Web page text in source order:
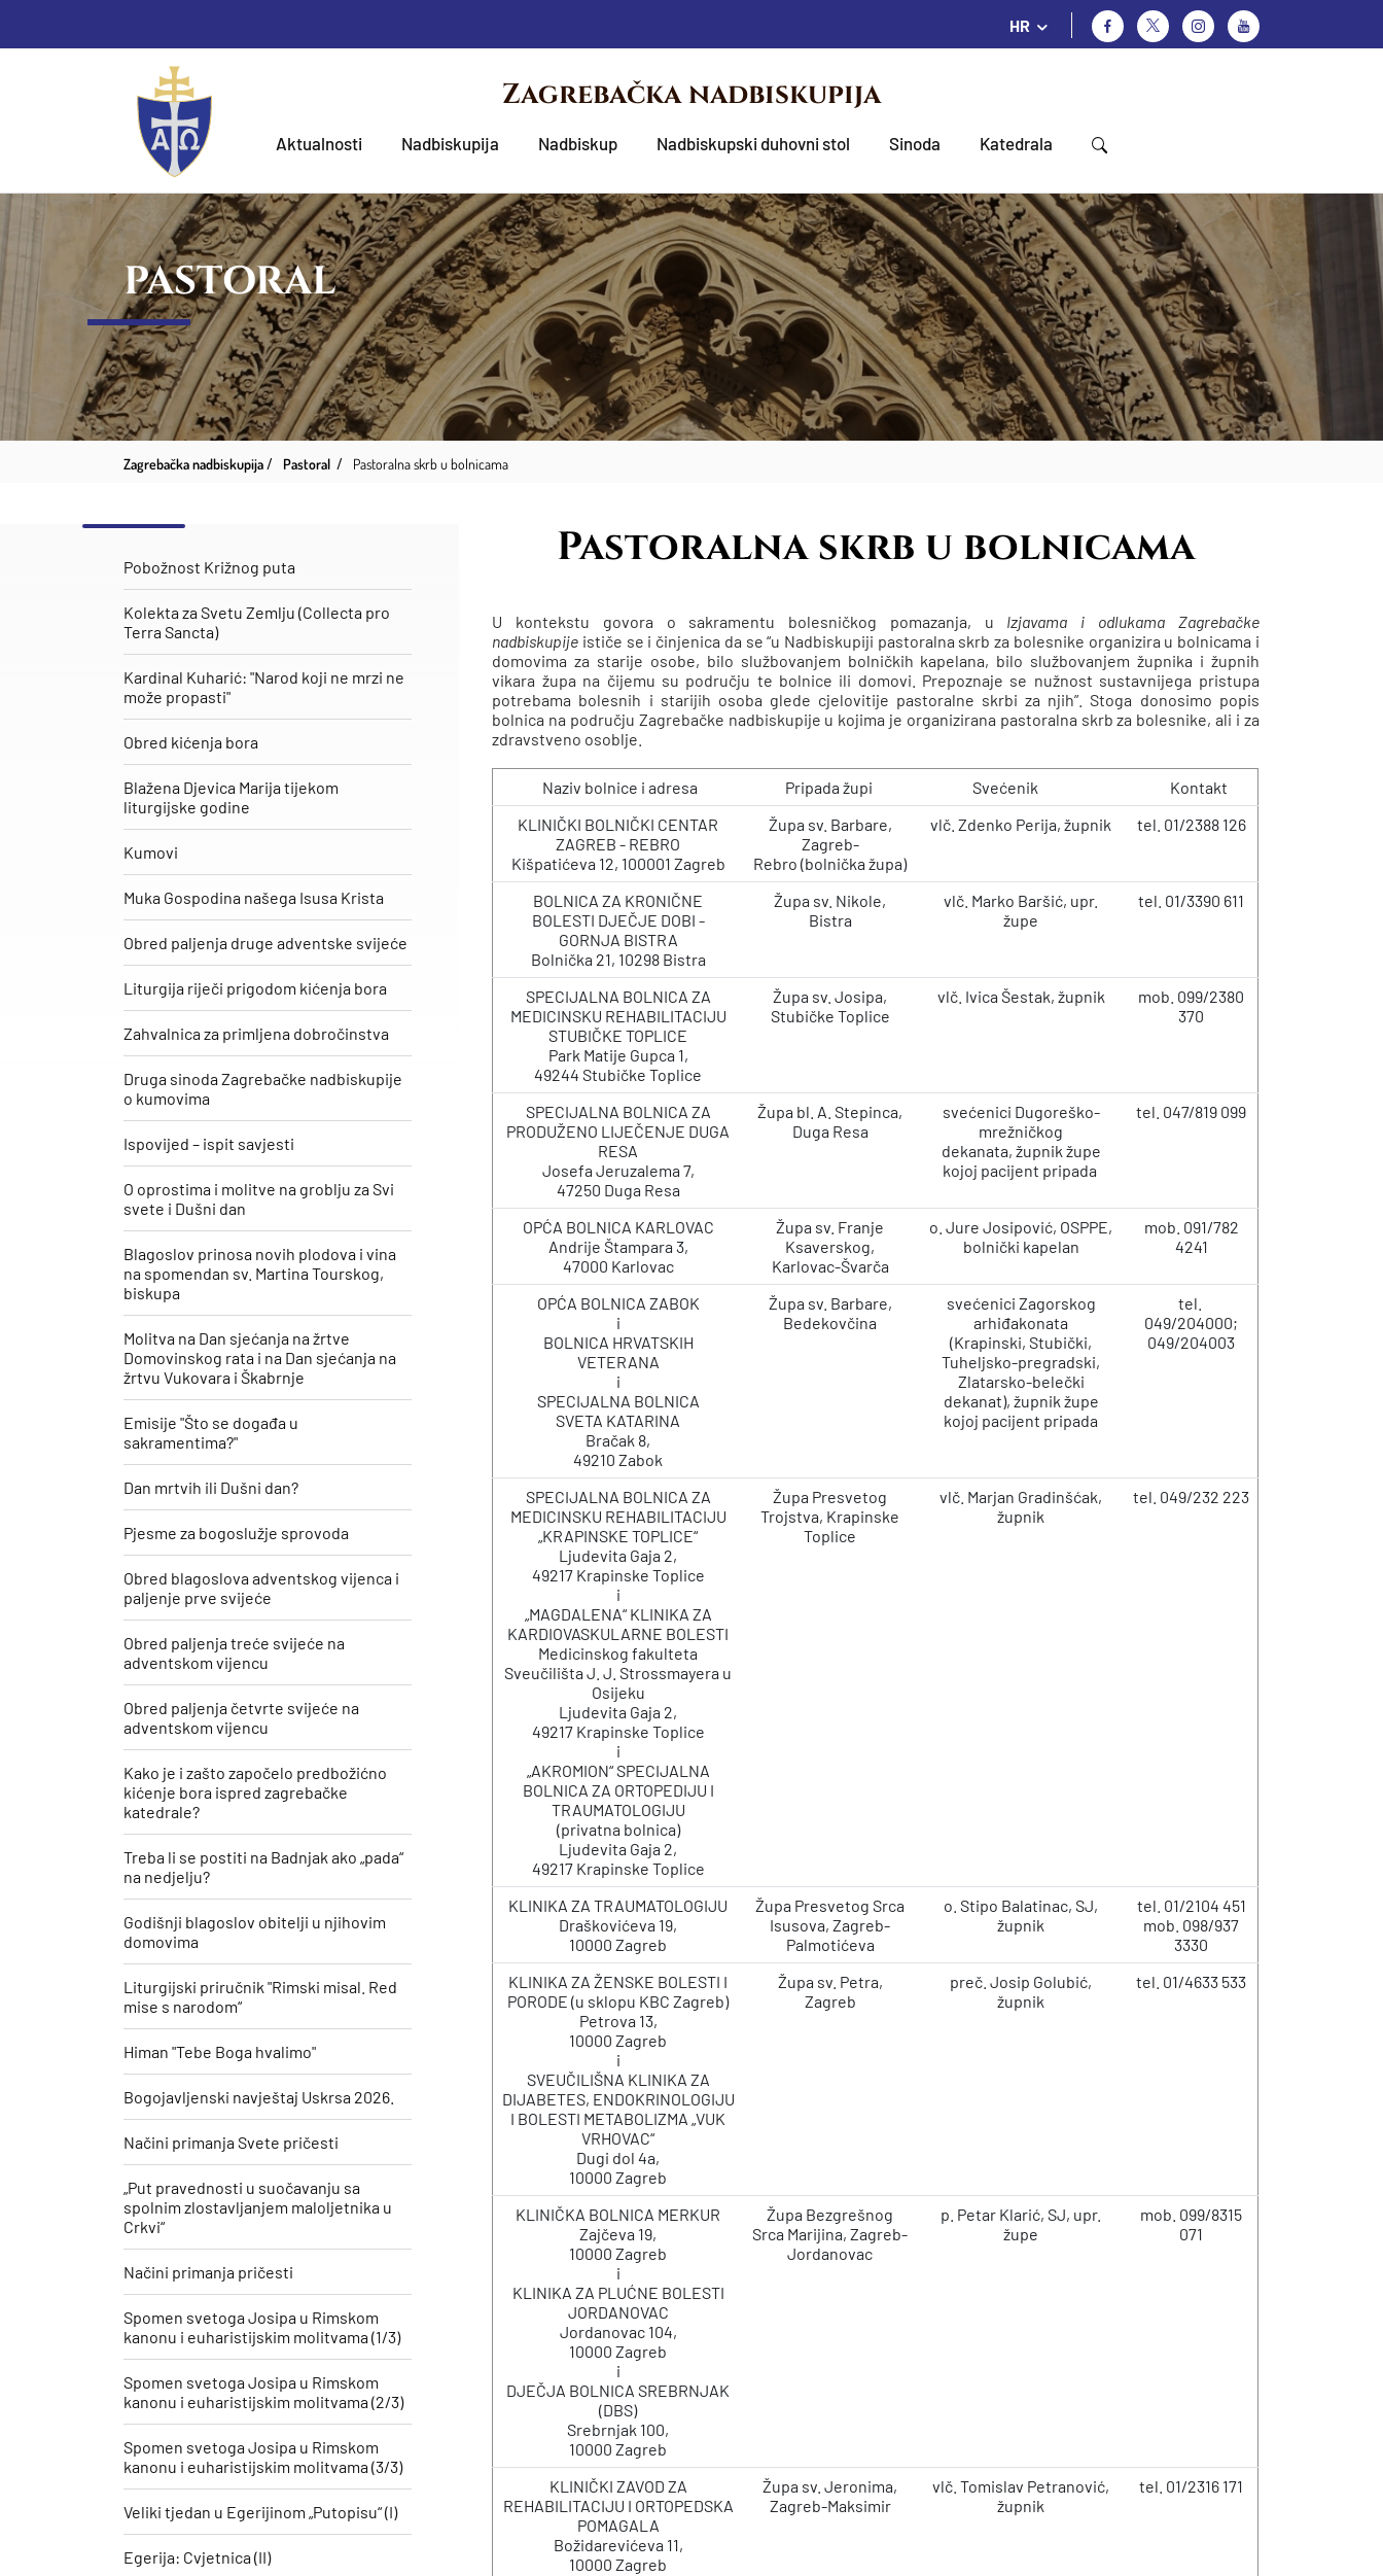
HR
Zagrebačka nadbiskupija
Aktualnosti Nadbiskupija Nadbiskup Nadbiskupski duhovni stol Sinoda Katedrala
PASTORAL
Zagrebačka nadbiskupija Pastoral Pastoralna skrb u bolnicama
Pobožnost Križnog puta
Kolekta za Svetu Zemlju (Collecta pro
Terra Sancta)
Kardinal Kuharić: "Narod koji ne mrzi ne
može propasti"
Obred kićenja bora
Blažena Djevica Marija tijekom
liturgijske godine
Kumovi
Muka Gospodina našega Isusa Krista
Obred paljenja druge adventske svijeće
Liturgija riječi prigodom kićenja bora
Zahvalnica za primljena dobročinstva
Druga sinoda Zagrebačke nadbiskupije
o kumovima
Ispovijed – ispit savjesti
O oprostima i molitve na groblju za Svi
svete i Dušni dan
Blagoslov prinosa novih plodova i vina
na spomendan sv. Martina Tourskog,
biskupa
Molitva na Dan sjećanja na žrtve
Domovinskog rata i na Dan sjećanja na
žrtvu Vukovara i Škabrnje
Emisije "Što se događa u
sakramentima?"
Dan mrtvih ili Dušni dan?
Pjesme za bogoslužje sprovoda
Obred blagoslova adventskog vijenca i
paljenje prve svijeće
Obred paljenja treće svijeće na
adventskom vijencu
Obred paljenja četvrte svijeće na
adventskom vijencu
Kako je i zašto započelo predbožićno
kićenje bora ispred zagrebačke
katedrale?
Treba li se postiti na Badnjak ako „pada“
na nedjelju?
Godišnji blagoslov obitelji u njihovim
domovima
Liturgijski priručnik "Rimski misal. Red
mise s narodom“
Himan "Tebe Boga hvalimo"
Bogojavljenski navještaj Uskrsa 2026.
Načini primanja Svete pričesti
„Put pravednosti u suočavanju sa
spolnim zlostavljanjem maloljetnika u
Crkvi“
Načini primanja pričesti
Spomen svetoga Josipa u Rimskom
kanonu i euharistijskim molitvama (1/3)
Spomen svetoga Josipa u Rimskom
kanonu i euharistijskim molitvama (2/3)
Spomen svetoga Josipa u Rimskom
kanonu i euharistijskim molitvama (3/3)
Veliki tjedan u Egerijinom „Putopisu“ (I)
Egerija: Cvjetnica (II)
Pastoralna skrb u bolnicama
U kontekstu govora o sakramentu bolesničkog pomazanja, u Izjavama i odlukama Zagrebačke
nadbiskupije ističe se i činjenica da se “u Nadbiskupiji pastoralna skrb za bolesnike organizira u bolnicama i
domovima za starije osobe, bilo službovanjem bolničkih kapelana, bilo službovanjem župnika i župnih
vikara župa na čijemu su području te bolnice ili domovi. Prepoznaje se nužnost sustavnijega pristupa
potrebama bolesnih i starijih osoba glede cjelovitije pastoralne skrbi za njih”. Stoga donosimo popis
bolnica na području Zagrebačke nadbiskupije u kojima je organizirana pastoralna skrb za bolesnike, ali i za
zdravstveno osoblje.
Naziv bolnice i adresa Pripada župi Svećenik
Kontakt
KLINIČKI BOLNIČKI CENTAR
ZAGREB - REBRO
Kišpatićeva 12, 100001 Zagreb
Župa sv. Barbare,
Zagreb-
Rebro (bolnička župa)
vlč. Zdenko Perija, župnik tel. 01/2388 126
BOLNICA ZA KRONIČNE
BOLESTI DJEČJE DOBI -
GORNJA BISTRA
Bolnička 21, 10298 Bistra
Župa sv. Nikole,
Bistra
vlč. Marko Baršić, upr.
župe
tel. 01/3390 611
SPECIJALNA BOLNICA ZA
MEDICINSKU REHABILITACIJU
STUBIČKE TOPLICE
Park Matije Gupca 1,
49244 Stubičke Toplice
Župa sv. Josipa,
Stubičke Toplice
vlč. Ivica Šestak, župnik
mob. 099/2380
370
SPECIJALNA BOLNICA ZA
PRODUŽENO LIJEČENJE DUGA
RESA
Josefa Jeruzalema 7,
47250 Duga Resa
Župa bl. A. Stepinca,
Duga Resa
svećenici Dugoreško-
mrežničkog
dekanata, župnik župe
kojoj pacijent pripada
tel. 047/819 099
OPĆA BOLNICA KARLOVAC
Andrije Štampara 3,
47000 Karlovac
Župa sv. Franje
Ksaverskog,
Karlovac-Švarča
o. Jure Josipović, OSPPE,
bolnički kapelan
mob. 091/782
4241
OPĆA BOLNICA ZABOK
i
BOLNICA HRVATSKIH
VETERANA
i
SPECIJALNA BOLNICA
SVETA KATARINA
Bračak 8,
49210 Zabok
Župa sv. Barbare,
Bedekovčina
svećenici Zagorskog
arhiđakonata
(Krapinski, Stubički,
Tuheljsko-pregradski,
Zlatarsko-belečki
dekanat), župnik župe
kojoj pacijent pripada
tel.
049/204000;
049/204003
SPECIJALNA BOLNICA ZA
MEDICINSKU REHABILITACIJU
„KRAPINSKE TOPLICE“
Ljudevita Gaja 2,
49217 Krapinske Toplice
i
„MAGDALENA“ KLINIKA ZA
KARDIOVASKULARNE BOLESTI
Medicinskog fakulteta
Sveučilišta J. J. Strossmayera u
Osijeku
Ljudevita Gaja 2,
49217 Krapinske Toplice
i
„AKROMION“ SPECIJALNA
BOLNICA ZA ORTOPEDIJU I
TRAUMATOLOGIJU
(privatna bolnica)
Ljudevita Gaja 2,
49217 Krapinske Toplice
Župa Presvetog
Trojstva, Krapinske
Toplice
vlč. Marjan Gradinšćak,
župnik
tel. 049/232 223
KLINIKA ZA TRAUMATOLOGIJU
Draškovićeva 19,
10000 Zagreb
Župa Presvetog Srca
Isusova, Zagreb-
Palmotićeva
o. Stipo Balatinac, SJ,
župnik
tel. 01/2104 451
mob. 098/937
3330
KLINIKA ZA ŽENSKE BOLESTI I
PORODE (u sklopu KBC Zagreb)
Petrova 13,
10000 Zagreb
i
SVEUČILIŠNA KLINIKA ZA
DIJABETES, ENDOKRINOLOGIJU
I BOLESTI METABOLIZMA „VUK
VRHOVAC“
Dugi dol 4a,
10000 Zagreb
Župa sv. Petra,
Zagreb
preč. Josip Golubić,
župnik
tel. 01/4633 533
KLINIČKA BOLNICA MERKUR
Zajčeva 19,
10000 Zagreb
i
KLINIKA ZA PLUĆNE BOLESTI
JORDANOVAC
Jordanovac 104,
10000 Zagreb
i
DJEČJA BOLNICA SREBRNJAK
(DBS)
Srebrnjak 100,
10000 Zagreb
Župa Bezgrešnog
Srca Marijina, Zagreb-
Jordanovac
p. Petar Klarić, SJ, upr.
župe
mob. 099/8315
071
KLINIČKI ZAVOD ZA
REHABILITACIJU I ORTOPEDSKA
POMAGALA
Božidarevićeva 11,
10000 Zagreb
Župa sv. Jeronima,
Zagreb-Maksimir
vlč. Tomislav Petranović,
župnik
tel. 01/2316 171